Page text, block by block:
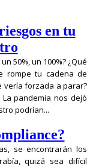
en tu
50%, un 100%? ¿Qué
rompe tu cadena de
vería forzada a parar?
pandemia nos dejó
podrían...
se encontrarán los
quizá sea difícil